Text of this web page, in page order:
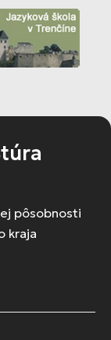
pôsobnosti
kraja